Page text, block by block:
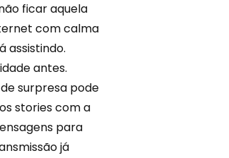
ficar aquela
com calma
assistindo.
antes.
surpresa pode
stories com a
para
já